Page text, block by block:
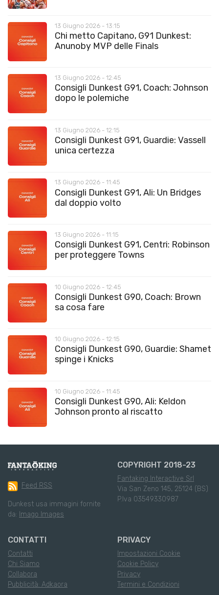
13 Giugno 2026 - 13:15
Chi metto Capitano, G91 Dunkest:
Anunoby MVP delle Finals
13 Giugno 2026 - 12:45
Consigli Dunkest G91, Coach: Johnson
dopo le polemiche
13 Giugno 2026 - 12:15
Consigli Dunkest G91, Guardie: Vassell
unica certezza
13 Giugno 2026 - 11:45
Consigli Dunkest G91, Ali: Un Bridges
dal doppio volto
13 Giugno 2026 - 11:15
Consigli Dunkest G91, Centri: Robinson
per proteggere Towns
10 Giugno 2026 - 12:45
Consigli Dunkest G90, Coach: Brown
sa cosa fare
10 Giugno 2026 - 12:15
Consigli Dunkest G90, Guardie: Shamet
spinge i Knicks
10 Giugno 2026 - 11:45
Consigli Dunkest G90, Ali: Keldon
Johnson pronto al riscatto
Feed RSS
Dunkest usa immagini fornite
da: Imago Images
COPYRIGHT 2018-23
Fantaking Interactive Srl
Via San Zeno 145, 25124 (BS)
P.Iva 03549330987
CONTATTI
Contatti
Chi Siamo
Collabora
Pubblicità: Adkaora
PRIVACY
Impostazioni Cookie
Cookie Policy
Privacy
Termini e Condizioni